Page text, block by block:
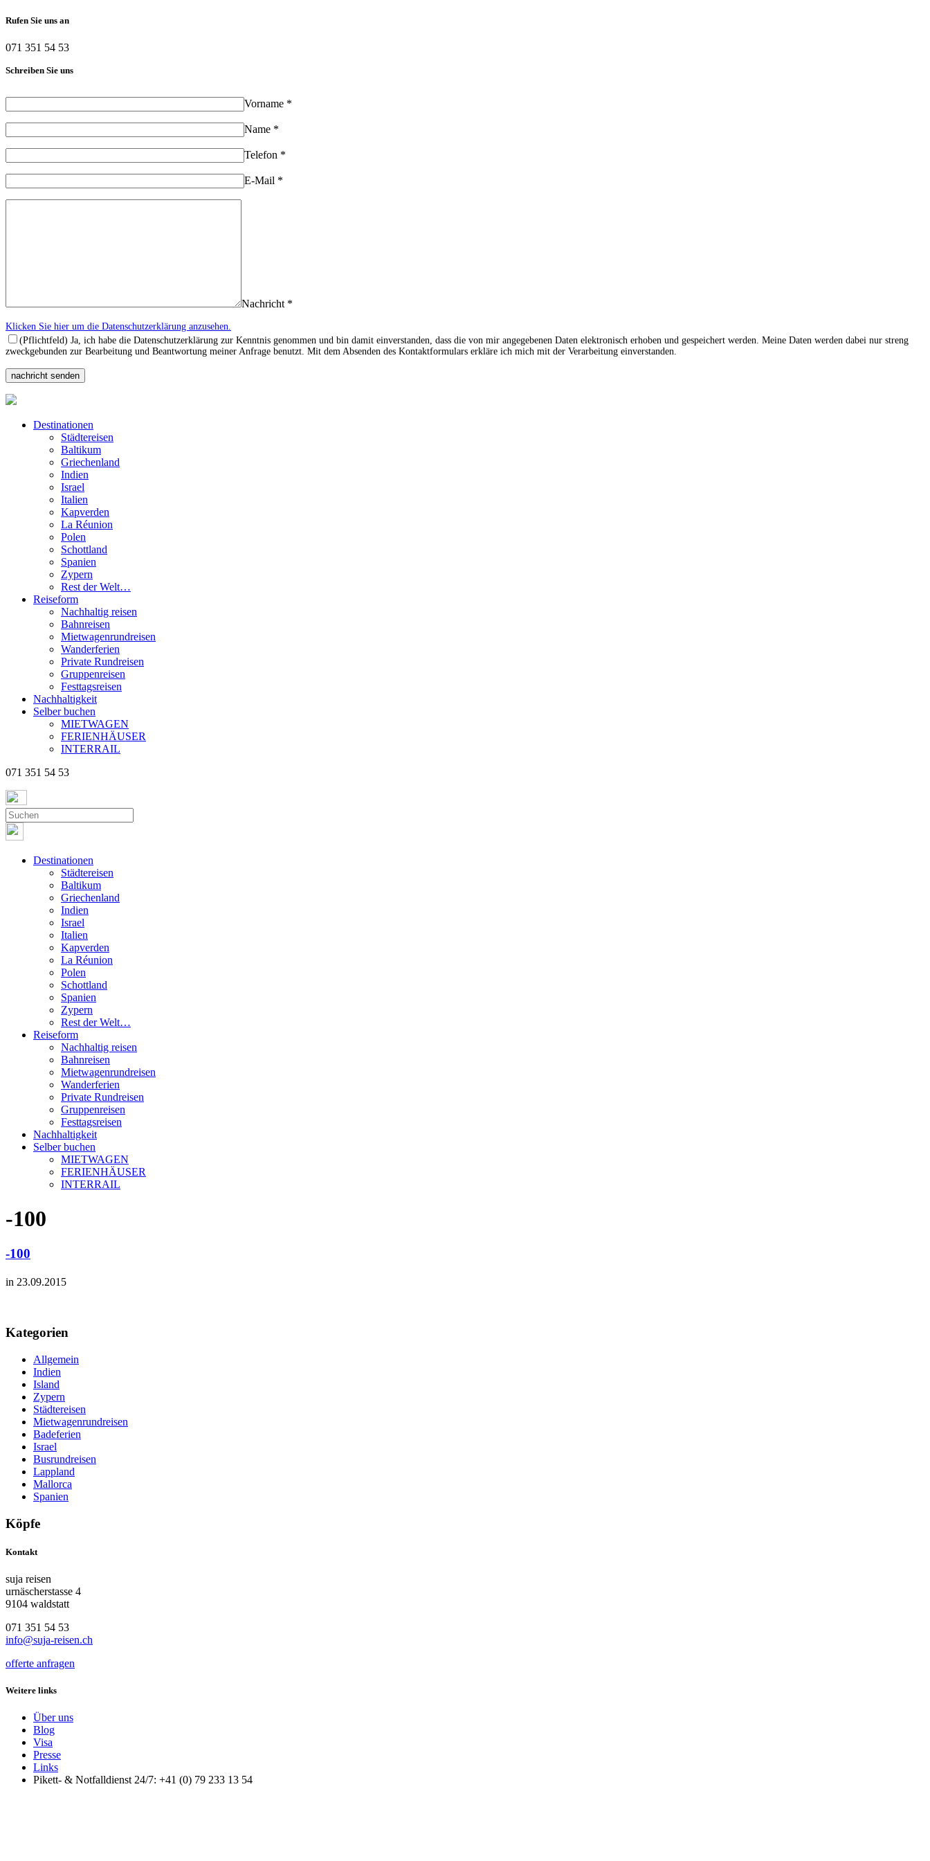
Rufen Sie uns an
071 351 54 53
Schreiben Sie uns
Vorname *
Name *
Telefon *
E-Mail *
Nachricht *
Klicken Sie hier um die Datenschutzerklärung anzusehen.
(Pflichtfeld) Ja, ich habe die Datenschutzerklärung zur Kenntnis genommen und bin damit einverstanden, dass die von mir angegebenen Daten elektronisch erhoben und gespeichert werden. Meine Daten werden dabei nur streng
zweckgebunden zur Bearbeitung und Beantwortung meiner Anfrage benutzt. Mit dem Absenden des Kontaktformulars erkläre ich mich mit der Verarbeitung einverstanden.
Destinationen
Städtereisen
Baltikum
Griechenland
Indien
Israel
Italien
Kapverden
La Réunion
Polen
Schottland
Spanien
Zypern
Rest der Welt…
Reiseform
Nachhaltig reisen
Bahnreisen
Mietwagenrundreisen
Wanderferien
Private Rundreisen
Gruppenreisen
Festtagsreisen
Nachhaltigkeit
Selber buchen
MIETWAGEN
FERIENHÄUSER
INTERRAIL
071 351 54 53
Destinationen
Städtereisen
Baltikum
Griechenland
Indien
Israel
Italien
Kapverden
La Réunion
Polen
Schottland
Spanien
Zypern
Rest der Welt…
Reiseform
Nachhaltig reisen
Bahnreisen
Mietwagenrundreisen
Wanderferien
Private Rundreisen
Gruppenreisen
Festtagsreisen
Nachhaltigkeit
Selber buchen
MIETWAGEN
FERIENHÄUSER
INTERRAIL
-100
-100
in 23.09.2015
Kategorien
Allgemein
Indien
Island
Zypern
Städtereisen
Mietwagenrundreisen
Badeferien
Israel
Busrundreisen
Lappland
Mallorca
Spanien
Köpfe
Kontakt
suja reisen
urnäscherstasse 4
9104 waldstatt
071 351 54 53
info@suja-reisen.ch
offerte anfragen
Weitere links
Über uns
Blog
Visa
Presse
Links
Pikett- & Notfalldienst 24/7: +41 (0) 79 233 13 54